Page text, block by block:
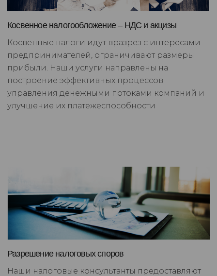
Косвенное налогообложение – НДС и акцизы
Косвенные налоги идут вразрез с интересами
предпринимателей, ограничивают размеры
прибыли. Наши услуги направлены на
построение эффективных процессов
управления денежными потоками компаний и
улучшение их платежеспособности
Разрешение налоговых споров
Наши налоговые консультанты предоставляют